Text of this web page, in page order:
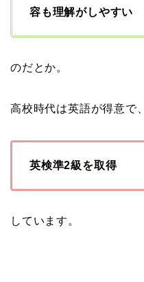
容も理解がしやすい
のだとか。
高校時代は英語が得意で、
英検準2級を取得
しています。